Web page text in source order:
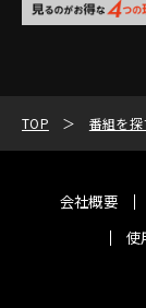
TOP 番組を探
会社概要
使